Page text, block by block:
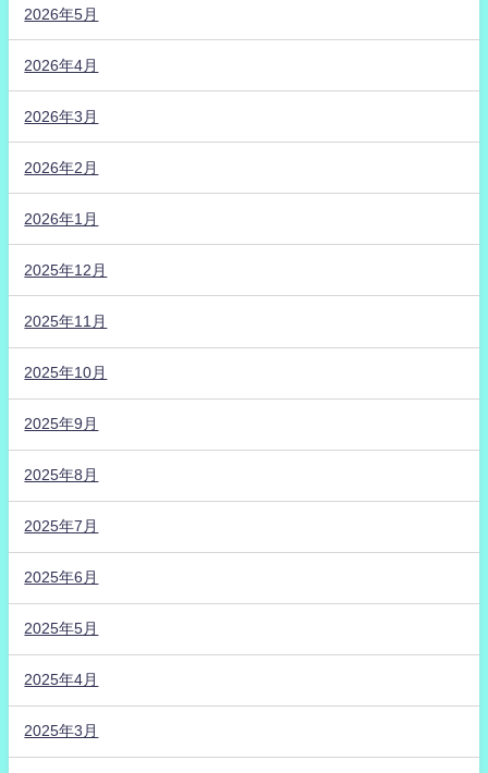
2026年5月
2026年4月
2026年3月
2026年2月
2026年1月
2025年12月
2025年11月
2025年10月
2025年9月
2025年8月
2025年7月
2025年6月
2025年5月
2025年4月
2025年3月